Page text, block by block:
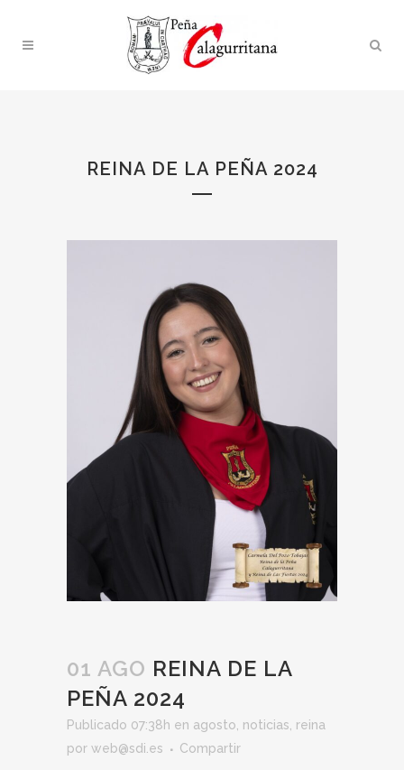
REINA DE LA PEÑA 2024
01 AGO REINA DE LA
PEÑA 2024
Publicado 07:38h en agosto noticias reina
por web@sdi.es Compartir